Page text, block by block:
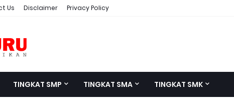
Us Disclaimer Privacy Policy
TINGKAT SMP TINGKAT SMA TINGKAT SMK